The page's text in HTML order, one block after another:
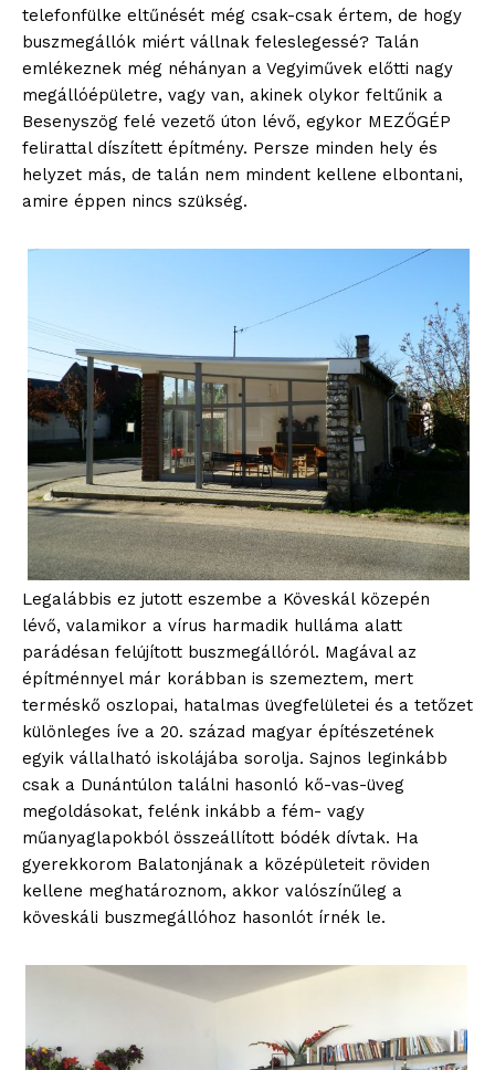
telefonfülke eltűnését még csak-csak értem, de hogy
buszmegállók miért vállnak feleslegessé? Talán
emlékeznek még néhányan a Vegyiművek előtti nagy
megállóépületre, vagy van, akinek olykor feltűnik a
Besenyszög felé vezető úton lévő, egykor MEZŐGÉP
felirattal díszített építmény. Persze minden hely és
helyzet más, de talán nem mindent kellene elbontani,
amire éppen nincs szükség.
Legalábbis ez jutott eszembe a Köveskál közepén
lévő, valamikor a vírus harmadik hulláma alatt
parádésan felújított buszmegállóról. Magával az
építménnyel már korábban is szemeztem, mert
terméskő oszlopai, hatalmas üvegfelületei és a tetőzet
különleges íve a 20. század magyar építészetének
egyik vállalható iskolájába sorolja. Sajnos leginkább
csak a Dunántúlon találni hasonló kő-vas-üveg
megoldásokat, felénk inkább a fém- vagy
műanyaglapokból összeállított bódék dívtak. Ha
gyerekkorom Balatonjának a középületeit röviden
kellene meghatároznom, akkor valószínűleg a
köveskáli buszmegállóhoz hasonlót írnék le.